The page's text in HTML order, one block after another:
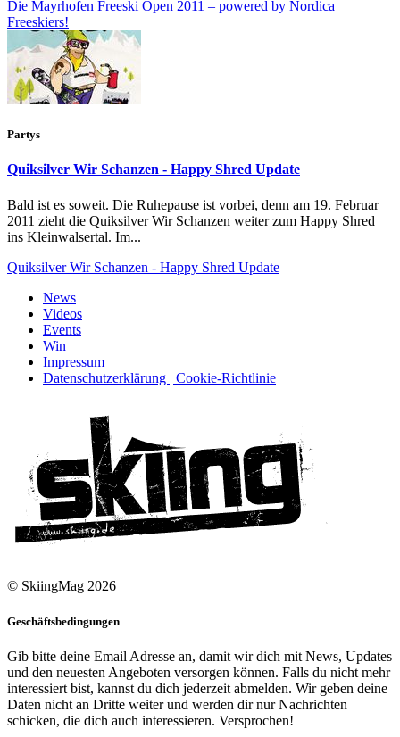
Die Mayrhofen Freeski Open 2011 – powered by Nordica
Freeskiers!
Partys
Quiksilver Wir Schanzen - Happy Shred Update
Bald ist es soweit. Die Ruhepause ist vorbei, denn am 19. Februar
2011 zieht die Quiksilver Wir Schanzen weiter zum Happy Shred
ins Kleinwalsertal. Im...
Quiksilver Wir Schanzen - Happy Shred Update
News
Videos
Events
Win
Impressum
Datenschutzerklärung | Cookie-Richtlinie
© SkiingMag 2026
Geschäftsbedingungen
Gib bitte deine Email Adresse an, damit wir dich mit News, Updates
und den neuesten Angeboten versorgen können. Falls du nicht mehr
interessiert bist, kannst du dich jederzeit abmelden. Wir geben deine
Daten nicht an Dritte weiter und werden dir nur Nachrichten
schicken, die dich auch interessieren. Versprochen!